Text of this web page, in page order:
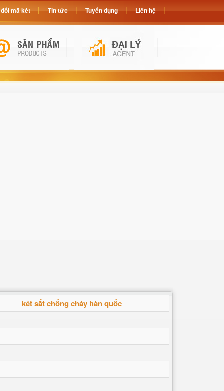
két sắt chống cháy hàn quốc
mã két Tin tức Tuyển dụng Liên hệ